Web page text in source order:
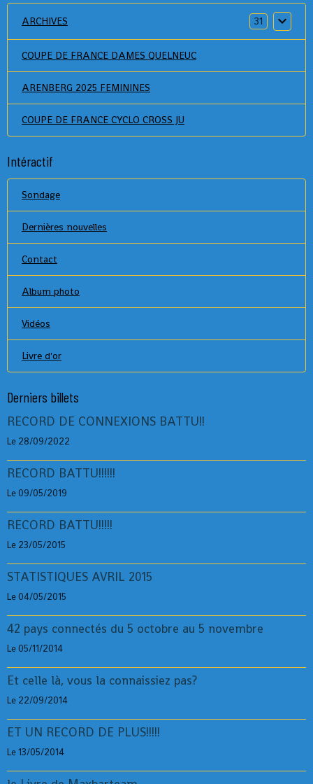
ARCHIVES 31
COUPE DE FRANCE DAMES QUELNEUC
ARENBERG 2025 FEMININES
COUPE DE FRANCE CYCLO CROSS JU
Intéractif
Sondage
Dernières nouvelles
Contact
Album photo
Vidéos
Livre d'or
Derniers billets
RECORD DE CONNEXIONS BATTU!!
Le 28/09/2022
RECORD BATTU!!!!!!
Le 09/05/2019
RECORD BATTU!!!!!
Le 23/05/2015
STATISTIQUES AVRIL 2015
Le 04/05/2015
42 pays connectés du 5 octobre au 5 novembre
Le 05/11/2014
Et celle là, vous la connaissiez pas?
Le 22/09/2014
ET UN RECORD DE PLUS!!!!!
Le 13/05/2014